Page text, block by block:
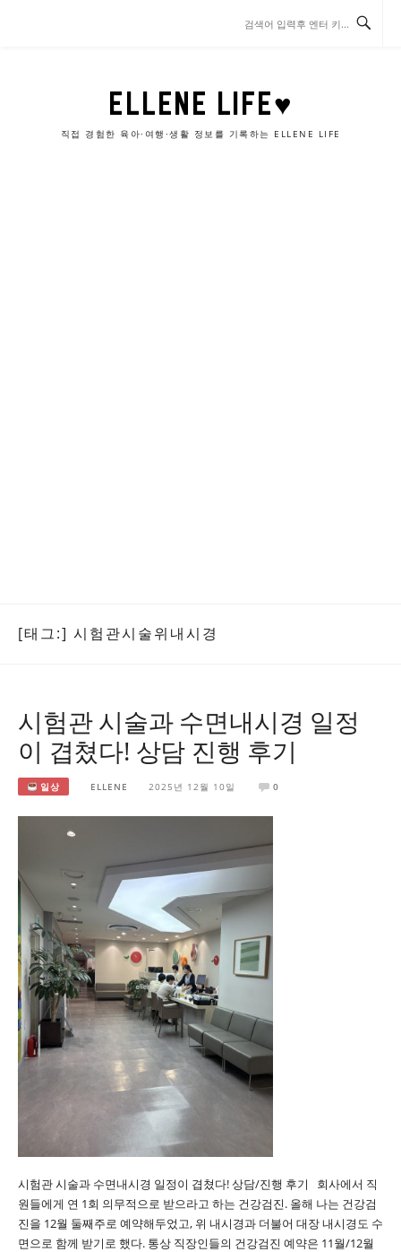
ELLENE LIFE♥
직접 경험한 육아·여행·생활 정보를 기록하는 ELLENE LIFE
[태그:] 시험관시술위내시경
시험관 시술과 수면내시경 일정
이 겹쳤다! 상담 진행 후기
일상 ELLENE 2025년 12월 10일 0
시험관 시술과 수면내시경 일정이 겹쳤다! 상담/진행 후기 회사에서 직
원들에게 연 1회 의무적으로 받으라고 하는 건강검진. 올해 나는 건강검
진을 12월 둘째주로 예약해두었고, 위 내시경과 더불어 대장 내시경도 수
면으로 함께 받기로 했다. 통상 직장인들의 건강검진 예약은 11월/12월